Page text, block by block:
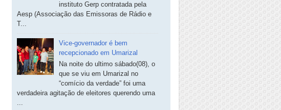
instituto Gerp contratada pela
Aesp (Associação das Emissoras de Rádio e
T...
Vice-governador é bem
recepcionado em Umarizal
Na noite do ultimo sábado(08), o
que se viu em Umarizal no
“comício da verdade” foi uma
verdadeira agitação de eleitores querendo uma